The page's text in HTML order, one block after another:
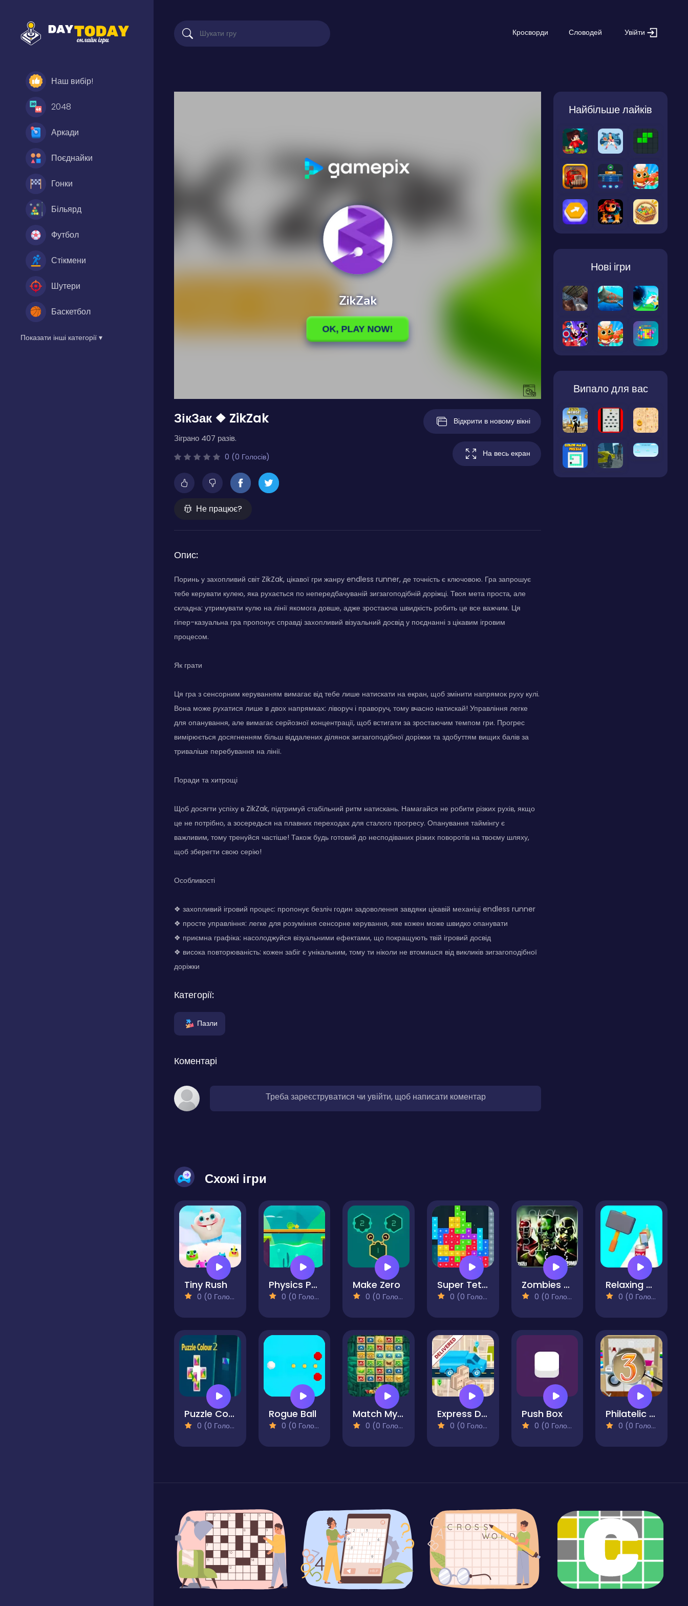
Наш вибір!
2048
Аркади
Поєднайки
Гонки
Більярд
Футбол
Стікмени
Шутери
Баскетбол
Показати інші категорії ▾
Кросворди Словодей Увійти
ЗікЗак ❖ ZikZak
Зіграно 407 разів.
0 (0 Голосів)
Не працює?
Відкрити в новому вікні
На весь екран
Опис:
Поринь у захопливий світ ZikZak, цікавої гри жанру endless runner, де точність є ключовою. Гра запрошує
тебе керувати кулею, яка рухається по непередбачуваній зигзагоподібній доріжці. Твоя мета проста, але
складна: утримувати кулю на лінії якомога довше, адже зростаюча швидкість робить це все важчим. Ця
гіпер-казуальна гра пропонує справді захопливий візуальний досвід у поєднанні з цікавим ігровим
процесом.
Як грати
Ця гра з сенсорним керуванням вимагає від тебе лише натискати на екран, щоб змінити напрямок руху кулі.
Вона може рухатися лише в двох напрямках: ліворуч і праворуч, тому вчасно натискай! Управління легке
для опанування, але вимагає серйозної концентрації, щоб встигати за зростаючим темпом гри. Прогрес
вимірюється досягненням більш віддалених ділянок зигзагоподібної доріжки та здобуттям вищих балів за
триваліше перебування на лінії.
Поради та хитрощі
Щоб досягти успіху в ZikZak, підтримуй стабільний ритм натискань. Намагайся не робити різких рухів, якщо
це не потрібно, а зосередься на плавних переходах для сталого прогресу. Опанування таймінгу є
важливим, тому тренуйся частіше! Також будь готовий до несподіваних різких поворотів на твоєму шляху,
щоб зберегти свою серію!
Особливості
❖ захопливий ігровий процес: пропонує безліч годин задоволення завдяки цікавій механіці endless runner
❖ просте управління: легке для розуміння сенсорне керування, яке кожен може швидко опанувати
❖ приємна графіка: насолоджуйся візуальними ефектами, що покращують твій ігровий досвід
❖ висока повторюваність: кожен забіг є унікальним, тому ти ніколи не втомишся від викликів зигзагоподібної
доріжки
Категорії:
Пазли
Коментарі
Треба зареєструватися чи увійти, щоб написати коментар
Найбільше лайків
Нові ігри
Випало для вас
Схожі ігри
Tiny Rush
0 (0 Голосів)
Physics Puzzle
0 (0 Голосів)
Make Zero
0 (0 Голосів)
Super Tetrix
0 (0 Голосів)
Zombies Slider Image Challenge
0 (0 Голосів)
Relaxing Games Simulation
0 (0 Голосів)
Puzzle Colour 2
0 (0 Голосів)
Rogue Ball
0 (0 Голосів)
Match Mystery
0 (0 Голосів)
Express Delivery Puzzle
0 (0 Голосів)
Push Box
0 (0 Голосів)
Philatelic Escape - Fauna Album 3
0 (0 Голосів)